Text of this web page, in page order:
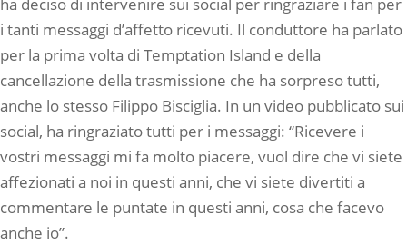
i tanti messaggi d’affetto ricevuti. Il conduttore ha parlato
per la prima volta di Temptation Island e della
cancellazione della trasmissione che ha sorpreso tutti,
anche lo stesso Filippo Bisciglia. In un video pubblicato sui
social, ha ringraziato tutti per i messaggi: “Ricevere i
vostri messaggi mi fa molto piacere, vuol dire che vi siete
affezionati a noi in questi anni, che vi siete divertiti a
commentare le puntate in questi anni, cosa che facevo
anche io”.